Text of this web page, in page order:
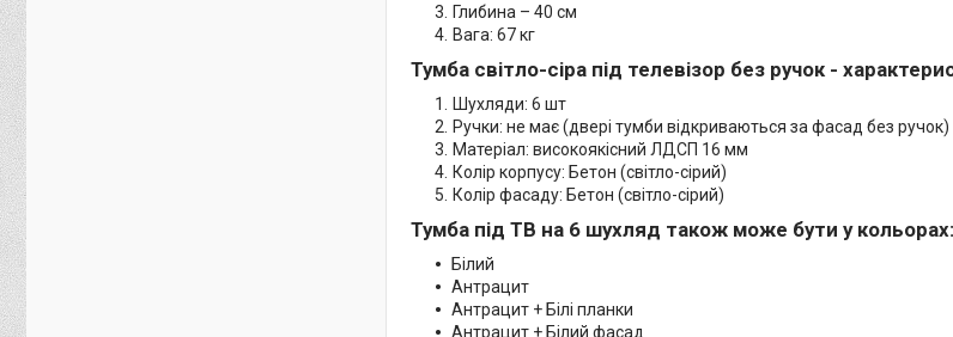
Глибина – 40 см
Вага: 67 кг
Тумба світло-сіра під телевізор без ручок -
Шухляди: 6 шт
Ручки: не має (двері тумби відкриваються за фасад без ручок)
Матеріал: високоякісний ЛДСП 16 мм
Колір корпусу: Бетон (світло-сірий)
Колір фасаду: Бетон (світло-сірий)
Тумба під ТВ на 6 шухляд також може бути у кольорах:
Білий
Антрацит
Антрацит + Білі планки
Антрацит + Білий фасад